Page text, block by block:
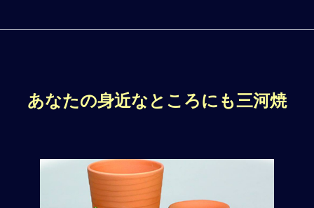
あなたの身近なところにも三河焼